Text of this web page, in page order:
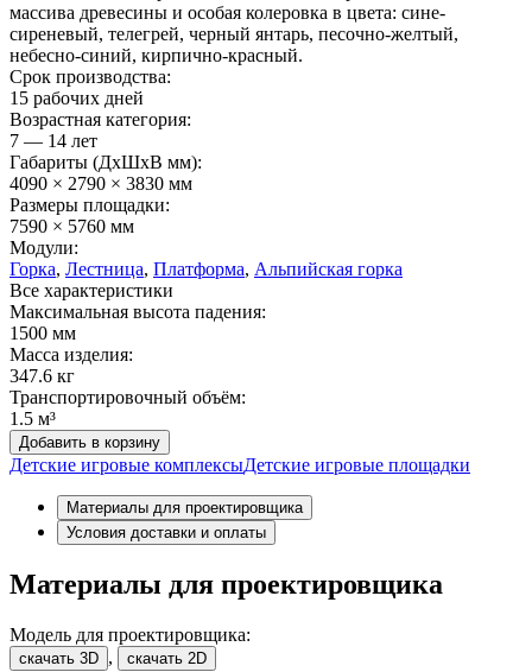
массива древесины и особая колеровка в цвета: сине-
сиреневый, телегрей, черный янтарь, песочно-желтый,
небесно-синий, кирпично-красный.
Срок производства:
15 рабочих дней
Возрастная категория:
7 — 14 лет
Габариты (ДхШxВ мм):
4090 × 2790 × 3830 мм
Размеры площадки:
7590 × 5760 мм
Модули:
Горка, Лестница, Платформа, Альпийская горка
Все характеристики
Максимальная высота падения:
1500 мм
Масса изделия:
347.6 кг
Транспортировочный объём:
1.5 м³
Добавить в корзину
Детские игровые комплексыДетские игровые площадки
Материалы для проектировщика
Условия доставки и оплаты
Материалы для проектировщика
Модель для проектировщика:
скачать 3D , скачать 2D